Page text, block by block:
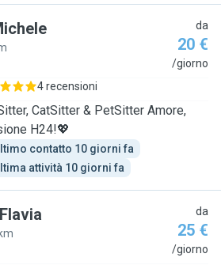
da
20 €
/giorno
4 recensioni
CatSitter & PetSitter Amore,
Pensione H24!💖
contatto 10 giorni fa
attività 10 giorni fa
Flavia da
25 €
/giorno